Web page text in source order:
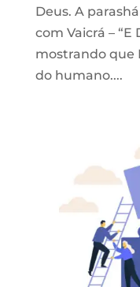
Deus. A
com Vaicrá – “E
mostrando que
do humano....